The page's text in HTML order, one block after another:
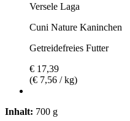
Versele Laga
Cuni Nature Kaninchen
Getreidefreies Futter
€ 17,39
(€ 7,56 / kg)
Inhalt: 700 g